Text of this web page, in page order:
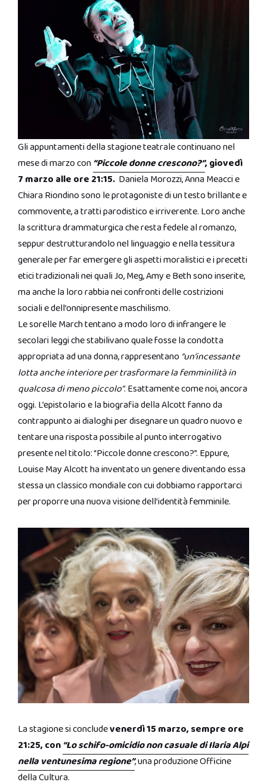
Gli appuntamenti della stagione teatrale continuano nel
mese di marzo con “Piccole donne crescono?”, giovedì
7 marzo alle ore 21:15. Daniela Morozzi, Anna Meacci e
Chiara Riondino sono le protagoniste di un testo brillante e
commovente, a tratti parodistico e irriverente. Loro anche
la scrittura drammaturgica che resta fedele al romanzo,
seppur destrutturandolo nel linguaggio e nella tessitura
generale per far emergere gli aspetti moralistici e i precetti
etici tradizionali nei quali Jo, Meg, Amy e Beth sono inserite,
ma anche la loro rabbia nei confronti delle costrizioni
sociali e dell’onnipresente maschilismo.
Le sorelle March tentano a modo loro di infrangere le
secolari leggi che stabilivano quale fosse la condotta
appropriata ad una donna, rappresentano “un’incessante
lotta anche interiore per trasformare la femminilità in
qualcosa di meno piccolo”. Esattamente come noi, ancora
oggi. L’epistolario e la biografia della Alcott fanno da
contrappunto ai dialoghi per disegnare un quadro nuovo e
tentare una risposta possibile al punto interrogativo
presente nel titolo: “Piccole donne crescono?”. Eppure,
Louise May Alcott ha inventato un genere diventando essa
stessa un classico mondiale con cui dobbiamo rapportarci
per proporre una nuova visione dell’identità femminile.
La stagione si concludevenerdì 15 marzo, sempre ore
21:25, con “Lo schifo-omicidio non casuale di Ilaria Alpi
nella ventunesima regione”, una produzione Officine
della Cultura.